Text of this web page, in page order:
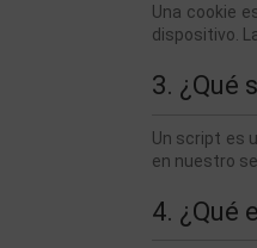
Una cookie
dispositivo.
3. ¿Qué
Un script es
en nuestro
4. ¿Qué